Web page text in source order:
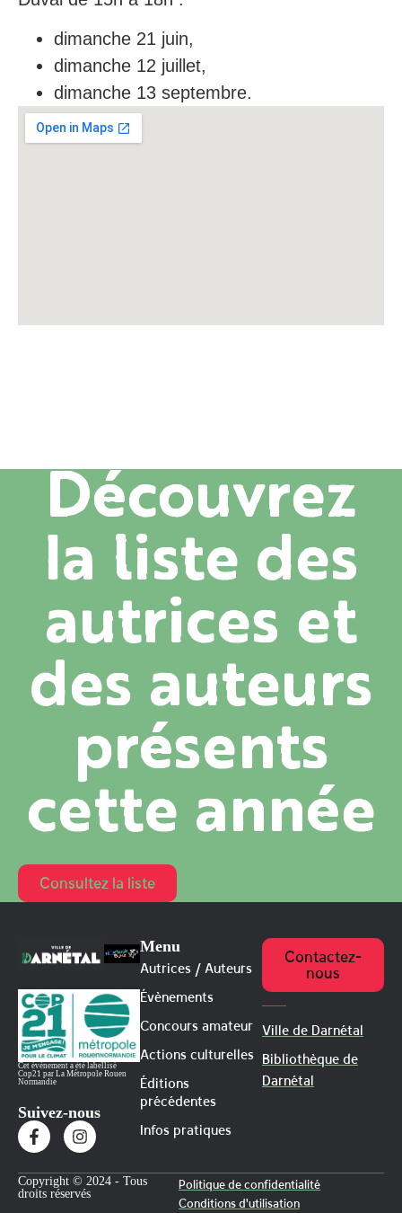
dimanche 21 juin,
dimanche 12 juillet,
dimanche 13 septembre.
Découvrez
la liste des
autrices et
des auteurs
présents
cette année
Consultez la liste
Cet évènement a été labellisé
Cop21 par La Métropole Rouen
Normandie
Suivez-nous
Menu
Autrices / Auteurs
Évènements
Concours amateur
Actions culturelles
Éditions
précédentes
Infos pratiques
Contactez-
nous
Ville de Darnétal
Bibliothèque de
Darnétal
Copyright © 2024 - Tous
droits réservés
Politique de confidentialité
Conditions d'utilisation